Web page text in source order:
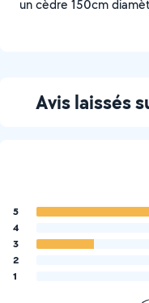
un cèdre 150cm
Avis laissés
5
4
3
2
1